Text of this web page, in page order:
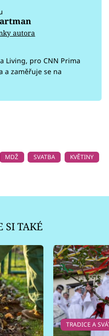
autora
Living, pro CNN Prima
a zaměřuje se na
MDŽ SVATBA
KVĚTINY
SI TAKÉ
TRADICE A